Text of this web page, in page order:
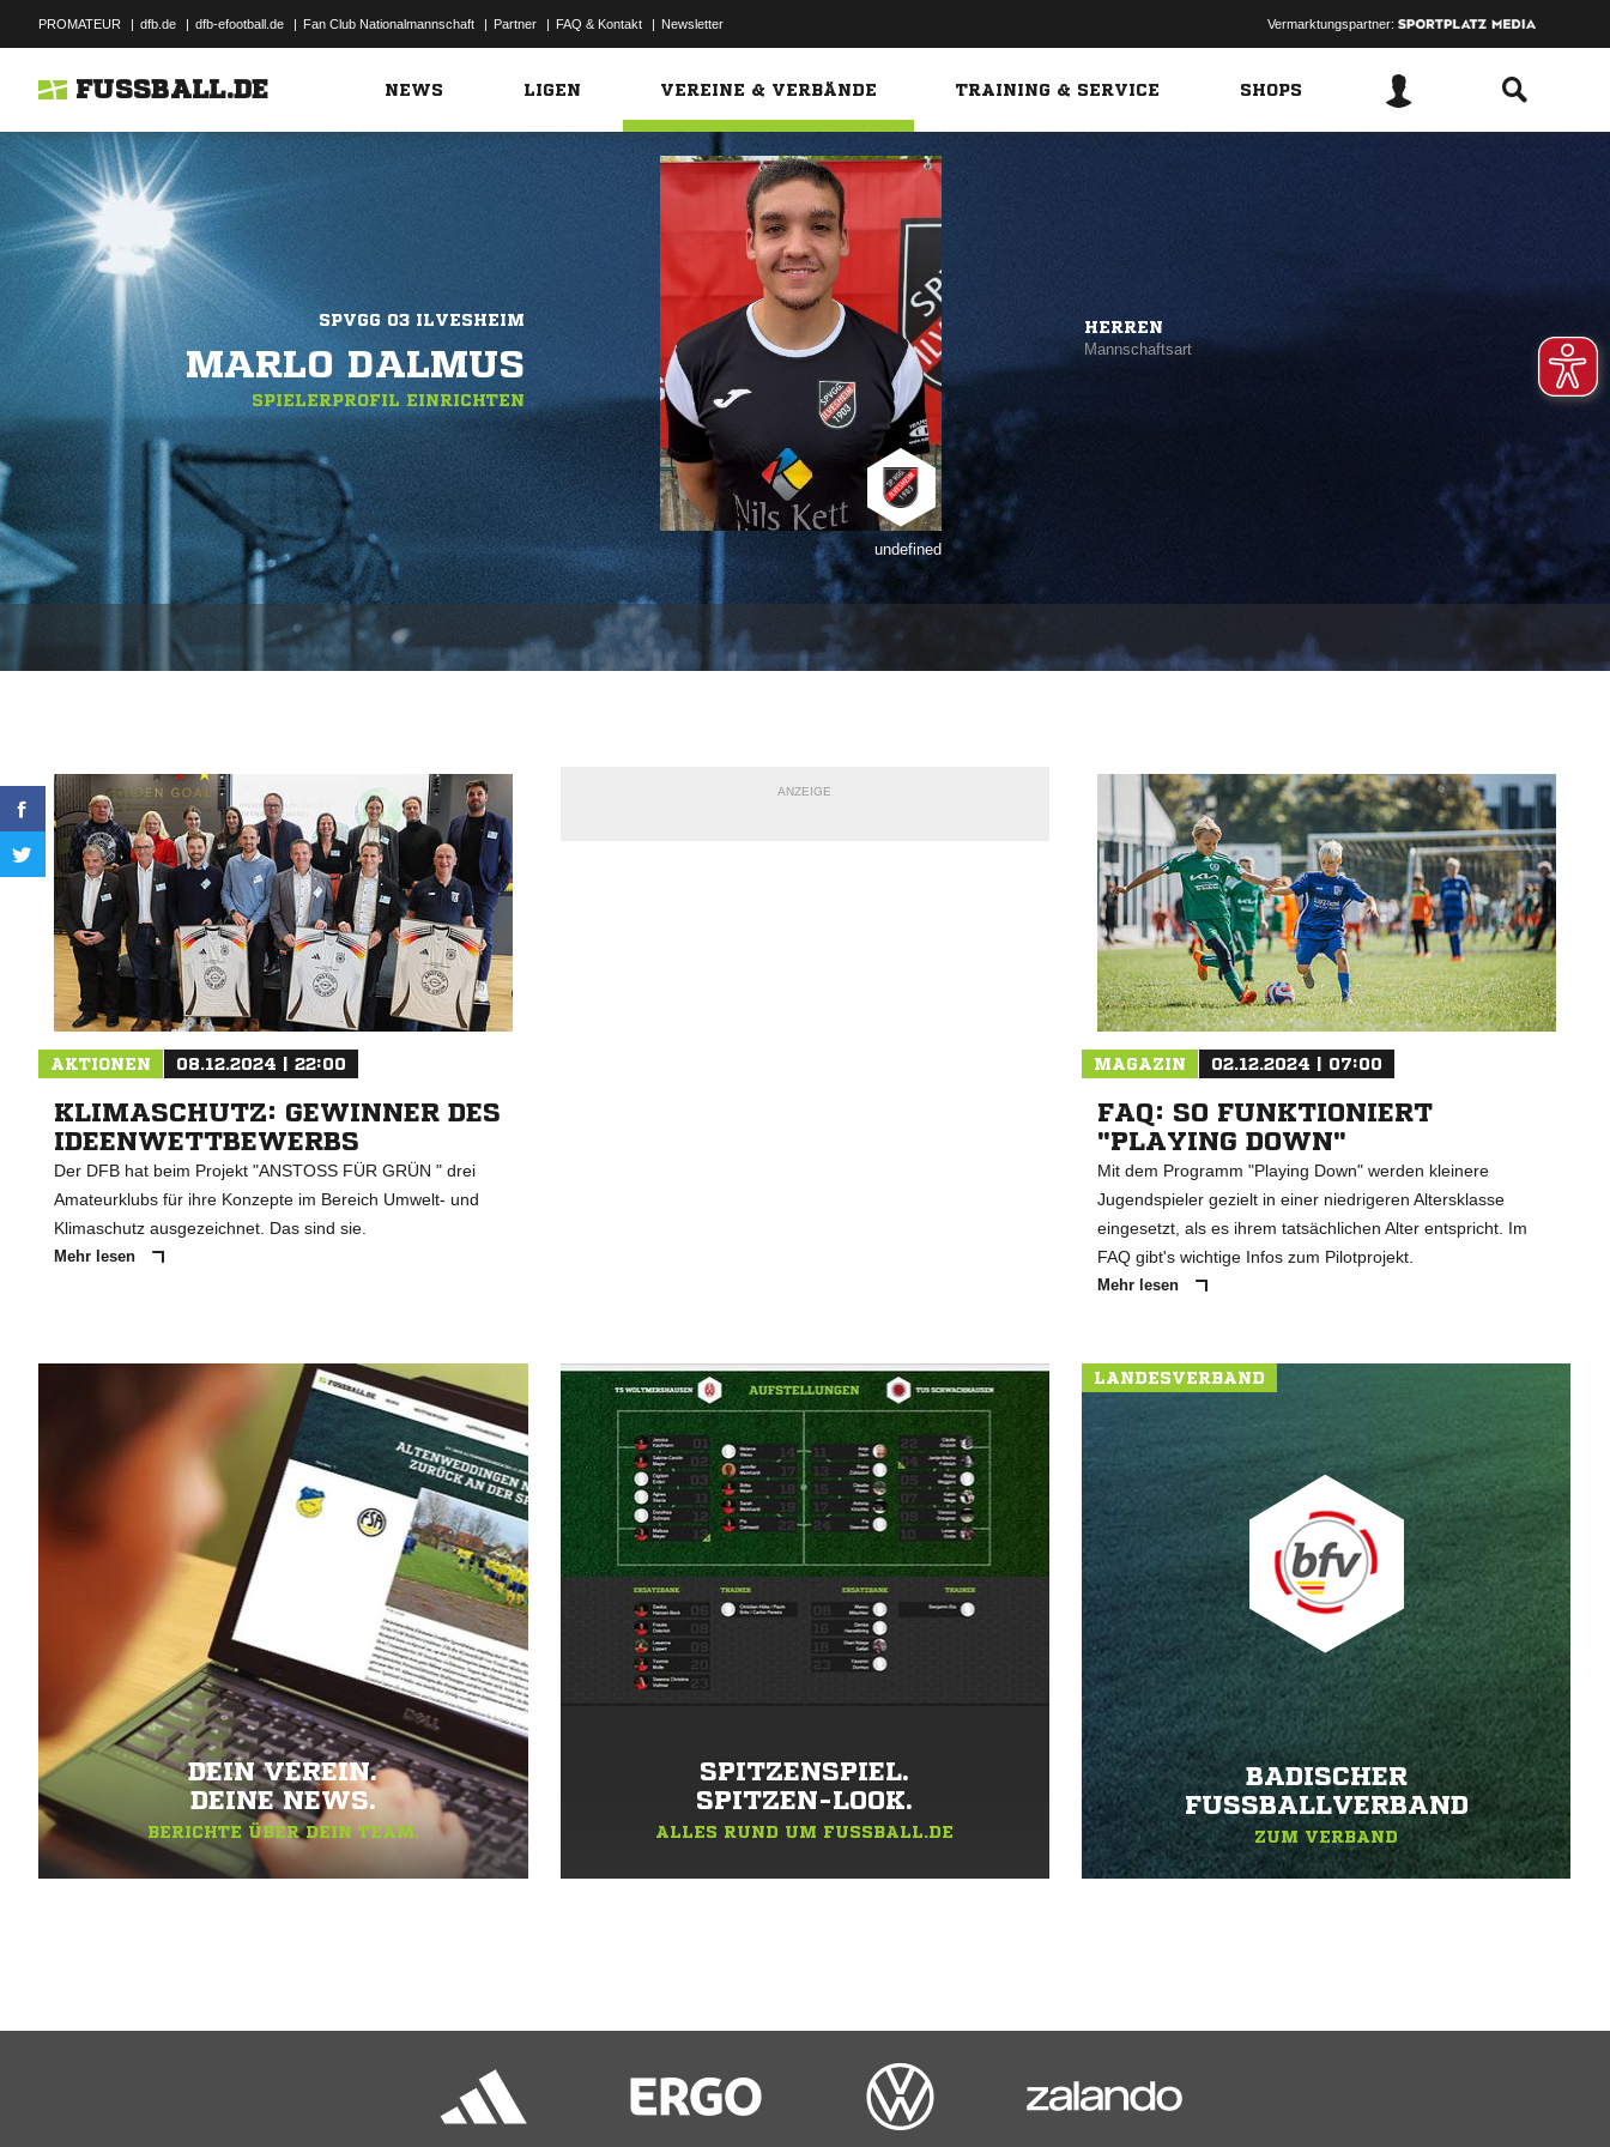
PROMATEUR | dfb.de | dfb-efootball.de | Fan Club Nationalmannschaft | Partner | FAQ & Kontakt | Newsletter Vermarktungspartner:
FUSSBALL.DE NEWS LIGEN VEREINE & VERBÄNDE TRAINING & SERVICE SHOPS
SPVGG 03 ILVESHEIM
MARLO DALMUS
undefined
SPIELERPROFIL EINRICHTEN
HERREN
Mannschaftsart
AKTIONEN 08.12.2024 | 22:00
KLIMASCHUTZ: GEWINNER DES
IDEENWETTBEWERBS
Der DFB hat beim Projekt "ANSTOSS FÜR GRÜN " drei
Amateurklubs für ihre Konzepte im Bereich Umwelt- und
Klimaschutz ausgezeichnet. Das sind sie.
Mehr lesen
ANZEIGE
MAGAZIN 02.12.2024 | 07:00
FAQ: SO FUNKTIONIERT
"PLAYING DOWN"
Mit dem Programm "Playing Down" werden kleinere
Jugendspieler gezielt in einer niedrigeren Altersklasse
eingesetzt, als es ihrem tatsächlichen Alter entspricht. Im
FAQ gibt's wichtige Infos zum Pilotprojekt.
Mehr lesen
DEIN VEREIN.
DEINE NEWS.
BERICHTE ÜBER DEIN TEAM.
SPITZENSPIEL.
SPITZEN-LOOK.
ALLES RUND UM FUSSBALL.DE
LANDESVERBAND
BADISCHER
FUSSBALLVERBAND
ZUM VERBAND